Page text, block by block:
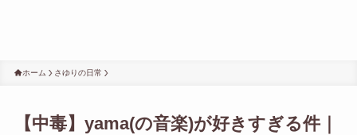
ホーム さゆりの日常
【中毒】yama(の音楽)が好きすぎる件｜